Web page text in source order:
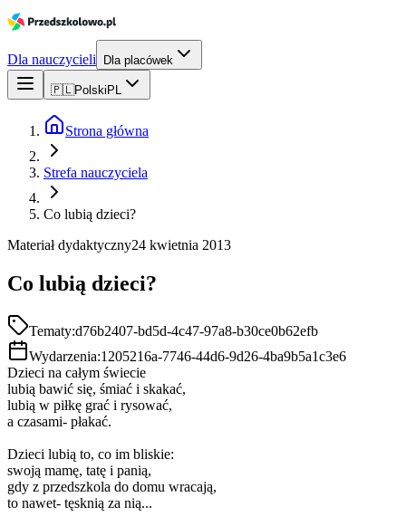
Dla nauczycieli Dla placówek
🇵🇱Polski PL
Strona główna
Strefa nauczyciela
Co lubią dzieci?
Materiał dydaktyczny24 kwietnia 2013
Co lubią dzieci?
Tematy:d76b2407-bd5d-4c47-97a8-b30ce0b62efb
Wydarzenia:1205216a-7746-44d6-9d26-4ba9b5a1c3e6
Dzieci na całym świecie
lubią bawić się, śmiać i skakać,
lubią w piłkę grać i rysować,
a czasami- płakać.
Dzieci lubią to, co im bliskie:
swoją mamę, tatę i panią,
gdy z przedszkola do domu wracają,
to nawet- tęsknią za nią...